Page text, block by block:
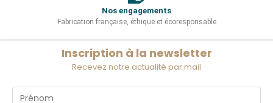
Nos engagements
Fabrication française, éthique et écoresponsable
Inscription à la newsletter
Recevez notre actualité par mail